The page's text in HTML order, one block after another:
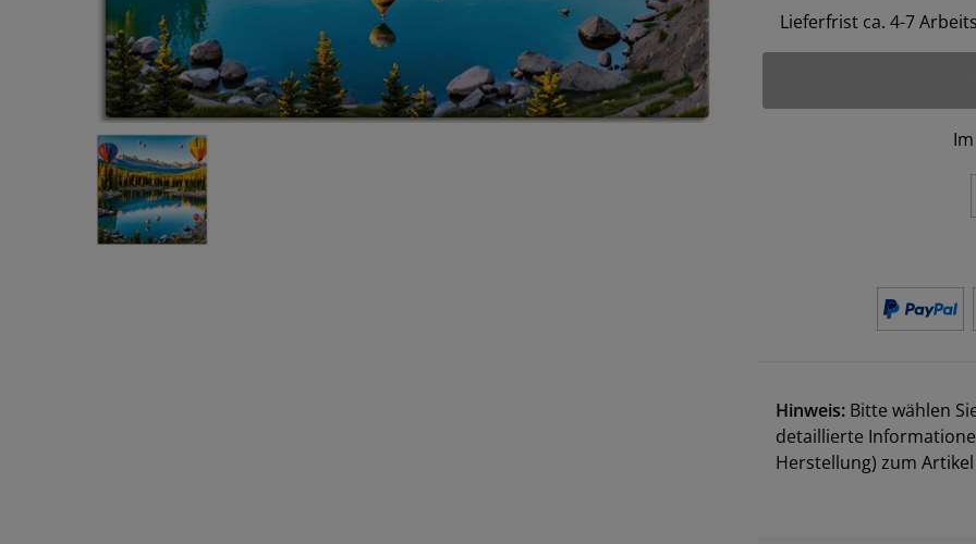
Lieferfrist ca. 4-7
Hinweis: Bitte wählen
detaillierte
Herstellung) zum